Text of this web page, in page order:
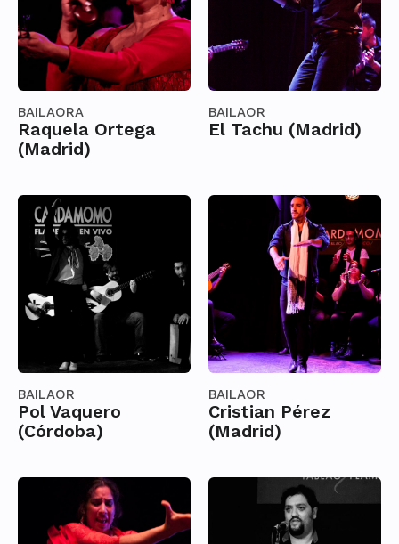
BAILAORA
Raquela Ortega
(Madrid)
BAILAOR
El Tachu (Madrid)
BAILAOR
Pol Vaquero
(Córdoba)
BAILAOR
Cristian Pérez
(Madrid)